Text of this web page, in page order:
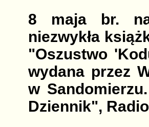
8 maja br.
niezwykła
"Oszustwo
wydana przez
w
Dziennik",